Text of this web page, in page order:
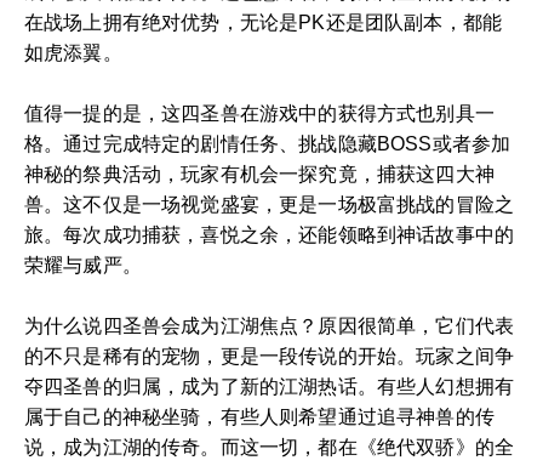
在战场上拥有绝对优势，无论是PK还是团队副本，都能
如虎添翼。
值得一提的是，这四圣兽在游戏中的获得方式也别具一
格。通过完成特定的剧情任务、挑战隐藏BOSS或者参加
神秘的祭典活动，玩家有机会一探究竟，捕获这四大神
兽。这不仅是一场视觉盛宴，更是一场极富挑战的冒险之
旅。每次成功捕获，喜悦之余，还能领略到神话故事中的
荣耀与威严。
为什么说四圣兽会成为江湖焦点？原因很简单，它们代表
的不只是稀有的宠物，更是一段传说的开始。玩家之间争
夺四圣兽的归属，成为了新的江湖热话。有些人幻想拥有
属于自己的神秘坐骑，有些人则希望通过追寻神兽的传
说，成为江湖的传奇。而这一切，都在《绝代双骄》的全